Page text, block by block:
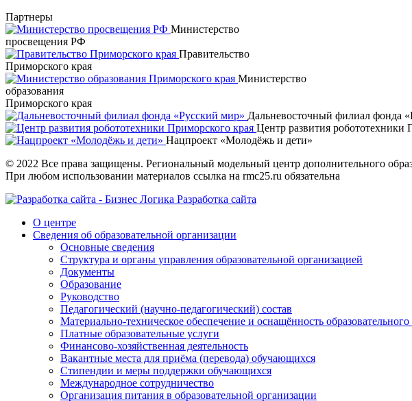
Партнеры
Министерство
просвещения РФ
Правительство
Приморского края
Министерство
образования
Приморского края
Дальневосточный филиал фонда
Центр развития робототехники
Нацпроект «Молодёжь и дети»
© 2022 Все права защищены. Региональный модельный центр дополнительного
При любом использовании материалов ссылка на rmc25.ru обязательна
Разработка сайта
О центре
Сведения об образовательной организации
Основные сведения
Структура и органы управления образовательной организацией
Документы
Образование
Руководство
Педагогический (научно-педагогический) состав
Материально-техническое обеспечение и оснащённость
Платные образовательные услуги
Финансово-хозяйственная деятельность
Вакантные места для приёма (перевода) обучающихся
Стипендии и меры поддержки обучающихся
Международное сотрудничество
Организация питания в образовательной организации